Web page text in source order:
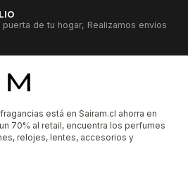
de tu hogar, Realizamos envíos
está en Sairam.cl ahorra en
70% al retail, encuentra los perfumes
relojes, lentes, accesorios y